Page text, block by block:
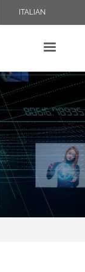
ITALIAN